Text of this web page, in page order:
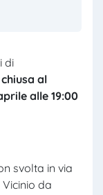
di
al
alle 19:00
svolta in via
da